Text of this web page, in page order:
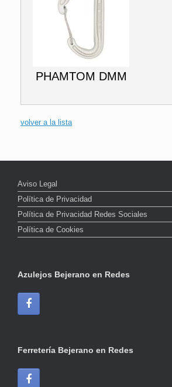
PHAMTOM DMM
volver a la lista
Aviso Legal
Política de Privacidad
Política de Privacidad Redes Sociales
Política de Cookies
Azulejos Bejerano en Redes
Ferretería Bejerano en Redes